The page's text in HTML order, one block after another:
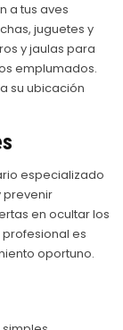
a tus aves
juguetes y
y jaulas para
emplumados.
su ubicación
especializado
prevenir
en ocultar los
es
oportuno.